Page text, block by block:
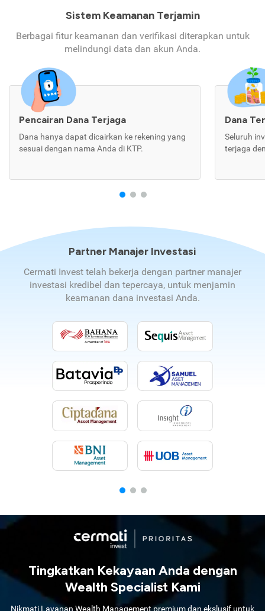
Sistem Keamanan Terjamin
Berbagai fitur keamanan dan verifikasi diterapkan untuk
melindungi data dan akun Anda.
Pencairan Dana Terjaga
Dana hanya dapat dicairkan ke rekening yang
sesuai dengan nama Anda di KTP.
Dana
Seluruh
terjaga
Partner Manajer Investasi
Cermati Invest telah bekerja dengan partner manajer
investasi kredibel dan tepercaya, untuk menjamin
keamanan dana investasi Anda.
Tingkatkan Kekayaan Anda dengan
Wealth Specialist Kami
Nikmati Layanan Wealth Management premium dan ekslusif untuk